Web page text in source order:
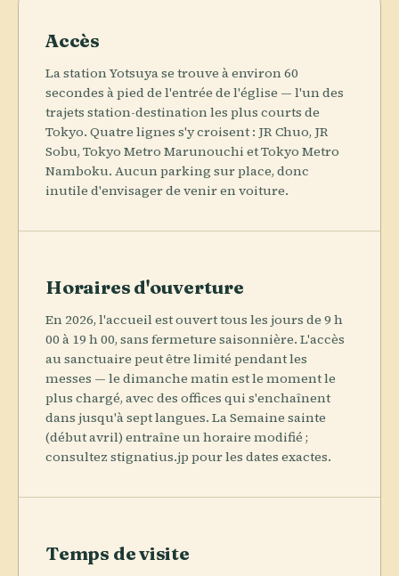
Accès
La station Yotsuya se trouve à environ 60
secondes à pied de l'entrée de l'église — l'un des
trajets station-destination les plus courts de
Tokyo. Quatre lignes s'y croisent : JR Chuo, JR
Sobu, Tokyo Metro Marunouchi et Tokyo Metro
Namboku. Aucun parking sur place, donc
inutile d'envisager de venir en voiture.
Horaires d'ouverture
En 2026, l'accueil est ouvert tous les jours de 9 h
00 à 19 h 00, sans fermeture saisonnière. L'accès
au sanctuaire peut être limité pendant les
messes — le dimanche matin est le moment le
plus chargé, avec des offices qui s'enchaînent
dans jusqu'à sept langues. La Semaine sainte
(début avril) entraîne un horaire modifié ;
consultez stignatius.jp pour les dates exactes.
Temps de visite